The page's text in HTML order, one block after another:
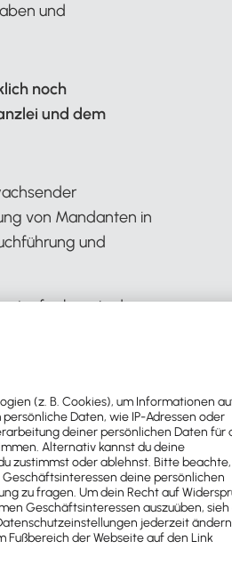
und
noch
und dem
von Mandanten in
und
wie das
„nebenbei“ auf
Entwicklung
und
oder später in